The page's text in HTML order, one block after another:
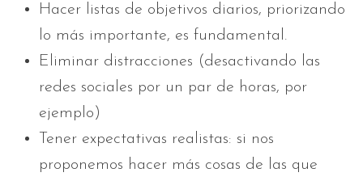
Hacer listas de objetivos diarios, priorizando
lo más importante, es fundamental.
Eliminar distracciones (desactivando las
redes sociales por un par de horas, por
ejemplo)
Tener expectativas realistas: si nos
proponemos hacer más cosas de las que